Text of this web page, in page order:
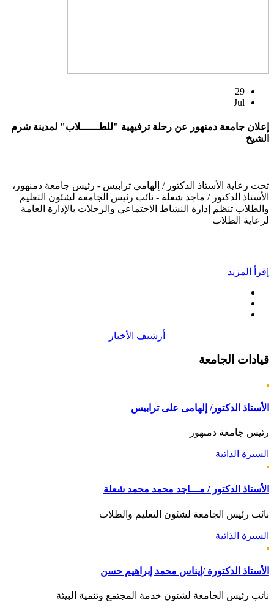
29
Jul
إعلان جامعة دمنهور عن رحلة ترفيهية "للطــــــلاب" لمدينة شرم
الشيخ
تحت رعاية الأستاذ الدكتور / إلهامي ترابيس - رئيس جامعة دمنهور،
الأستاذ الدكتور / ماجد شعلة - نائب رئيس الجامعة لشئون التعليم
والطلاب تنظم إدارة النشاط الاجتماعي والرحلات بالإدارة العامة
لرعاية الطلاب
إقرأ المزيد
أرشيف الأخبار
قيادات الجامعة
الأستاذ الدكتور/ إلهامى على ترابيس
رئيس جامعة دمنهور
السيرة الذاتية
الأستاذ الدكتور / مـــاجد محمد محمد شعلة
نائب رئيس الجامعة لشئون التعليم والطلاب
السيرة الذاتية
الأستاذ الدكتورة /إيناس محمد إبراهيم حسن
نائب رئيس الجامعة لشئون خدمة المجتمع وتنمية البيئة